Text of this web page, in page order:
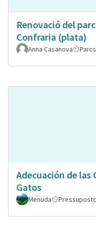
Renovació del
Confraria (plata)
Anna Casanova
Adecuación de las
Gatos
Menuda